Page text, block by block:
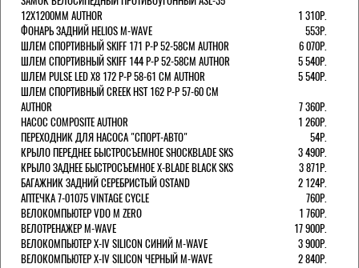
12Х1200ММ AUTHOR
1 310Р.
ФОНАРЬ ЗАДНИЙ HELIOS M-WAVE
553Р.
ШЛЕМ СПОРТИВНЫЙ SKIFF 171 Р-Р 52-58СМ AUTHOR
6 070Р.
ШЛЕМ СПОРТИВНЫЙ SKIFF 144 Р-Р 52-58СМ AUTHOR
5 540Р.
ШЛЕМ PULSE LED X8 172 Р-Р 58-61 СМ AUTHOR
5 540Р.
ШЛЕМ СПОРТИВНЫЙ CREEK HST 162 Р-Р 57-60 СМ
AUTHOR
7 360Р.
НАСОС COMPOSITE AUTHOR
1 260Р.
ПЕРЕХОДНИК ДЛЯ НАСОСА "СПОРТ-АВТО"
54Р.
КРЫЛО ПЕРЕДНЕЕ БЫСТРОСЪЕМНОЕ SHOCKBLADE SKS
3 490Р.
КРЫЛО ЗАДНЕЕ БЫСТРОСЪЕМНОЕ X-BLADE BLACK SKS
3 871Р.
БАГАЖНИК ЗАДНИЙ СЕРЕБРИСТЫЙ OSTAND
2 124Р.
АПТЕЧКА 7-01075 VINTAGE CYCLE
760Р.
ВЕЛОКОМПЬЮТЕР VDO M ZERO
1 760Р.
ВЕЛОТРЕНАЖЕР M-WAVE
17 900Р.
ВЕЛОКОМПЬЮТЕР X-IV SILICON СИНИЙ M-WAVE
3 900Р.
ВЕЛОКОМПЬЮТЕР X-IV SILICON ЧЕРНЫЙ M-WAVE
2 840Р.